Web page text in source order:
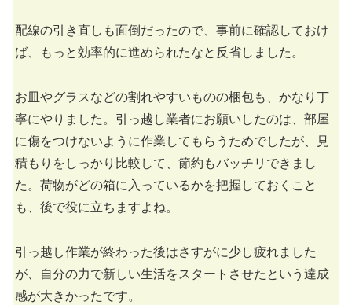
配線の引き直しも面倒だったので、事前に確認しておけ
ば、もっと効率的に進められたなと反省しました。
お皿やグラスなどの割れやすいものの梱包も、かなり丁
寧にやりました。引っ越し業者にお願いしたのは、部屋
に傷をつけないように作業してもらうためでしたが、見
積もりをしっかり比較して、節約もバッチリできまし
た。荷物がどの箱に入っているかを把握しておくこと
も、後で役に立ちますよね。
引っ越し作業が終わった後はさすがに少し疲れました
が、自分の力で新しい生活をスタートさせたという達成
感が大きかったです。